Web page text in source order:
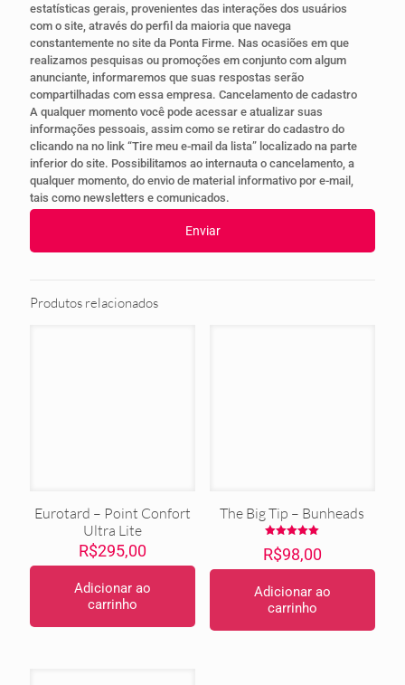
estatísticas gerais, provenientes das interações dos usuários
com o site, através do perfil da maioria que navega
constantemente no site da Ponta Firme. Nas ocasiões em que
realizamos pesquisas ou promoções em conjunto com algum
anunciante, informaremos que suas respostas serão
compartilhadas com essa empresa. Cancelamento de cadastro
A qualquer momento você pode acessar e atualizar suas
informações pessoais, assim como se retirar do cadastro do
clicando na no link “Tire meu e-mail da lista” localizado na parte
inferior do site. Possibilitamos ao internauta o cancelamento, a
qualquer momento, do envio de material informativo por e-mail,
tais como newsletters e comunicados.
Produtos relacionados
Eurotard – Point Confort
Ultra Lite
R$295,00
Adicionar ao
carrinho
The Big Tip – Bunheads
Avaliação
5.00
de 5
R$98,00
Adicionar ao
carrinho